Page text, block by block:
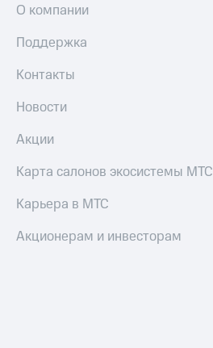
О компании
Поддержка
Контакты
Новости
Акции
Карта салонов экосистемы МТС
Карьера в МТС
Акционерам и инвесторам